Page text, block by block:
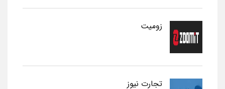
زومیت
تجارت نیوز